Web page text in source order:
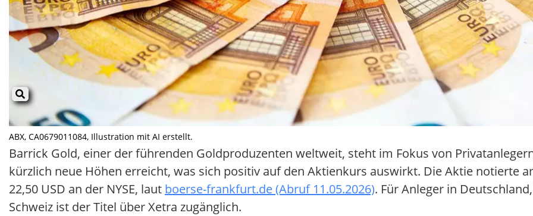
ABX, CA0679011084, Illustration mit AI erstellt.
Barrick Gold, einer der führenden Goldproduzenten weltweit, steht im Fokus von
kürzlich neue Höhen erreicht, was sich positiv auf den Aktienkurs auswirkt. Die Aktie notierte
22,50 USD an der NYSE, laut boerse-frankfurt.de (Abruf 11.05.2026). Für Anleger in
Schweiz ist der Titel über Xetra zugänglich.